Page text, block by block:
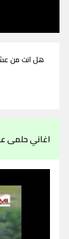
هل انت من
اغاني حلمى